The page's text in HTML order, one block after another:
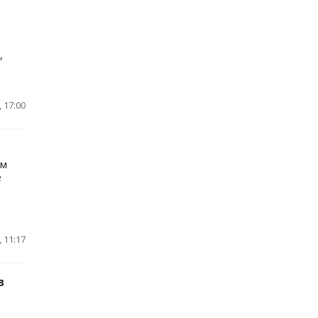
17:00
11:17